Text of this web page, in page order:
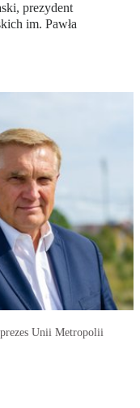
prezydent
im. Pawła
Unii Metropolii